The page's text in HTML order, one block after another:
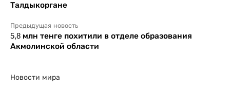
Талдыкоргане
Предыдущая новость
5,8 млн тенге похитили в отделе образования
Акмолинской области
Новости мира